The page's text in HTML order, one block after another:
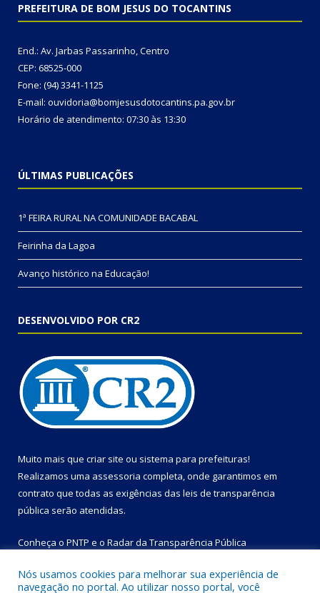
PREFEITURA DE BOM JESUS DO TOCANTINS
End.: Av. Jarbas Passarinho, Centro
CEP: 68525-000
Fone: (94) 3341-1125
E-mail: ouvidoria@bomjesusdotocantins.pa.gov.br
Horário de atendimento: 07:30 às 13:30
ÚLTIMAS PUBLICAÇÕES
1ª FEIRA RURAL NA COMUNIDADE BACABAL
Feirinha da Lagoa
Avanço histórico na Educação!
DESENVOLVIDO POR CR2
Muito mais que criar site ou sistema para prefeituras!
Realizamos uma assessoria completa, onde garantimos em
contrato que todas as exigências das leis de transparência
pública serão atendidas.
Conheça o PNTP e o Radar da Transparência Pública
Nós usamos cookies para melhorar sua experiência de
navegação no portal. Ao utilizar nosso portal, você